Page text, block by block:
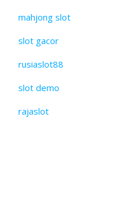
mahjong slot
slot gacor
rusiaslot88
slot demo
rajaslot